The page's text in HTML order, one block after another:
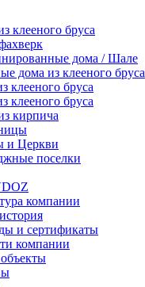
клееного бруса
дома / Шале
дома из клееного бруса
клееного бруса
клееного бруса
кирпича
и Церкви
поселки
компании
и сертификаты
компании